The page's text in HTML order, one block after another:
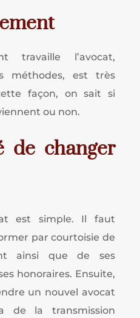
travaille l’avocat,
méthodes, est très
façon, on sait si
ou non.
de changer
est simple. Il faut
par courtoisie de
ainsi que de ses
honoraires. Ensuite,
un nouvel avocat
de la transmission